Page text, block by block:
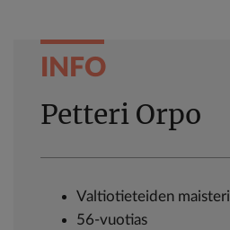
INFO
Petteri Orpo
Valtiotieteiden maisteri
56-vuotias